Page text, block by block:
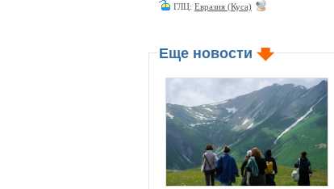
ГЛЦ: Евразия (Куса)
Еще новости